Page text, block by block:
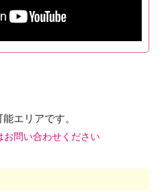
エリアです。
問い合わせください